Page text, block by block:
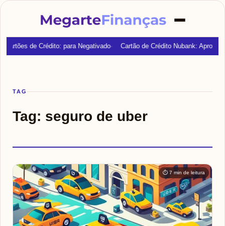
Cartões de Crédito: para Negativado Cartão de Crédito Nubank:
TAG
Tag: seguro de uber
⏱ 7 min de leitura